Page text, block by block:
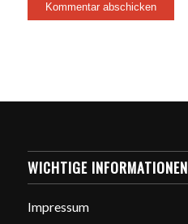
WICHTIGE INFORMATIONEN
Impressum